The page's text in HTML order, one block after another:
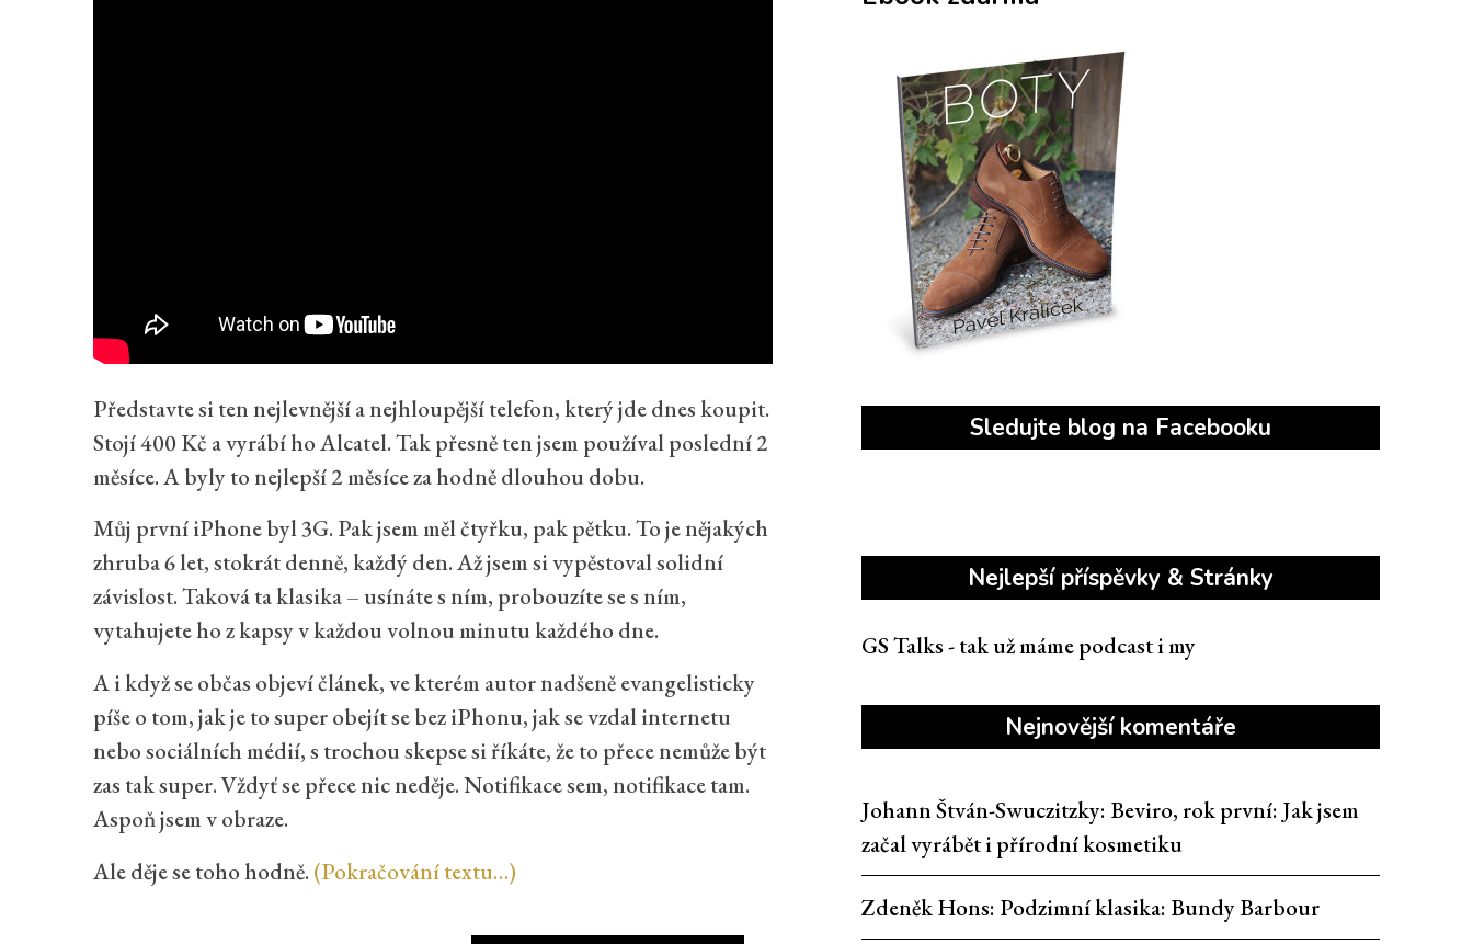
Představte si ten nejlevnější a nejhloupější telefon, který jde dnes koupit.
Stojí 400 Kč a vyrábí ho Alcatel. Tak přesně ten jsem používal poslední 2
měsíce. A byly to nejlepší 2 měsíce za hodně dlouhou dobu.
Můj první iPhone byl 3G. Pak jsem měl čtyřku, pak pětku. To je nějakých
zhruba 6 let, stokrát denně, každý den. Až jsem si vypěstoval solidní
závislost. Taková ta klasika – usínáte s ním, probouzíte se s ním,
vytahujete ho z kapsy v každou volnou minutu každého dne.
A i když se občas objeví článek, ve kterém autor nadšeně evangelisticky
píše o tom, jak je to super obejít se bez iPhonu, jak se vzdal internetu
nebo sociálních médií, s trochou skepse si říkáte, že to přece nemůže být
zas tak super. Vždyť se přece nic neděje. Notifikace sem, notifikace tam.
Aspoň jsem v obraze.
Ale děje se toho hodně. (Pokračování textu…)
Sledujte blog na Facebooku
Nejlepší příspěvky & Stránky
GS Talks - tak už máme podcast i my
Nejnovější komentáře
Johann Štván-Swuczitzky: Beviro, rok první: Jak jsem
začal vyrábět i přírodní kosmetiku
Zdeněk Hons: Podzimní klasika: Bundy Barbour